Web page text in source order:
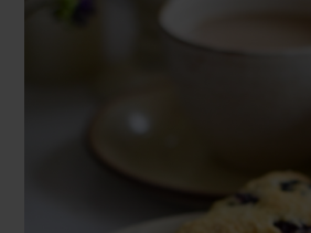
Biscuiți, Bomboane și
Fursecuri